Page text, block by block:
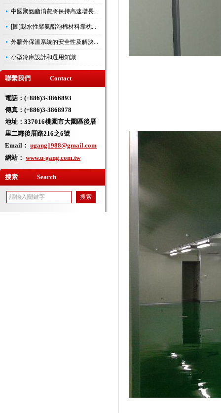
中國聚氨酯消費將保持高速增長...
[圖]親水性聚氨酯泡棉材料靠枕...
外牆外保溫系統的安全性及解決...
小型冷庫設計和選用知識
聯繫我們 Contact
電話：(+886)3-3866893
傳真：(+886)3-3868978
地址： 337016桃園市大園區後厝
里二鄰後厝路216之6號
Email： ugang1988@gmail.com
網站： www.u-gang.com.tw
搜索 Search